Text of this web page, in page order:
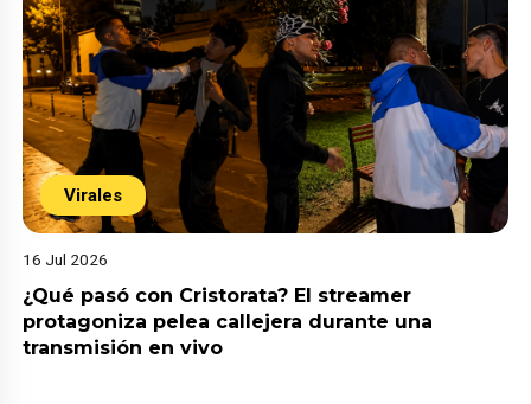
Virales
16 Jul 2026
¿Qué pasó con Cristorata? El streamer
protagoniza pelea callejera durante una
transmisión en vivo